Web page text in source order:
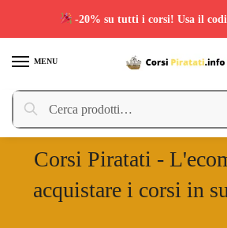
MENU
Cerca:
Cerca
Corsi Piratati -
acquistare i corsi in
-20% su tutti i corsi! Usa il